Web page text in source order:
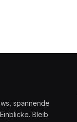
spannende
Bleib